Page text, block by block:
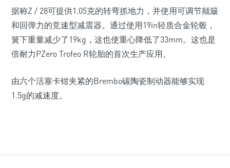
据称Z / 28可提供1.05克的转弯抓地力，并使用可调节颠簸
和回弹力的竞速型减震器。通过使用19in轻质合金轮毂，
簧下重量减少了19kg，这也使重心降低了33mm。这也是
倍耐力PZero Trofeo R轮胎的首次生产应用。
由六个活塞卡钳夹紧的Brembo碳陶瓷制动器能够实现
1.5g的减速度。